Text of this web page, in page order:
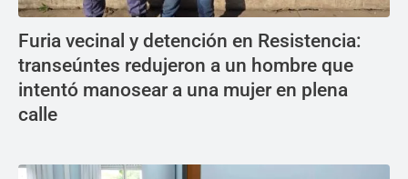
Furia vecinal y detención en Resistencia:
transeúntes redujeron a un hombre que
intentó manosear a una mujer en plena
calle